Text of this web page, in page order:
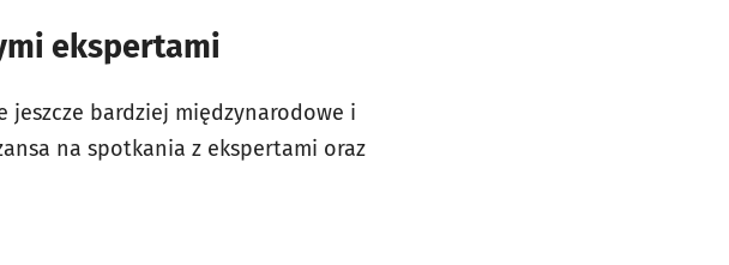
ekspertami
jeszcze bardziej międzynarodowe i
na spotkania z ekspertami oraz